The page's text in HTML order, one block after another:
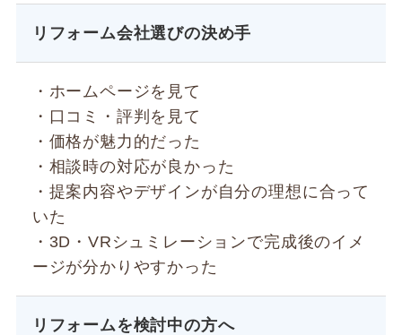
リフォーム会社選びの決め手
・ホームページを見て
・口コミ・評判を見て
・価格が魅力的だった
・相談時の対応が良かった
・提案内容やデザインが自分の理想に合って
いた
・3D・VRシュミレーションで完成後のイメ
ージが分かりやすかった
リフォームを検討中の方へ